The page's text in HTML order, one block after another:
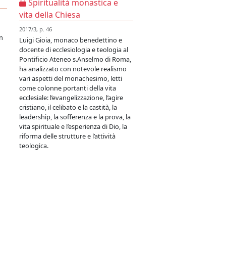
Spiritualità monastica e
vita della Chiesa
2017/3, p. 46
Luigi Gioia, monaco benedettino e
docente di ecclesiologia e teologia al
Pontificio Ateneo s.Anselmo di Roma,
ha analizzato con notevole realismo
vari aspetti del monachesimo, letti
come colonne portanti della vita
ecclesiale: l’evangelizzazione, l’agire
cristiano, il celibato e la castità, la
leadership, la sofferenza e la prova, la
vita spirituale e l’esperienza di Dio, la
riforma delle strutture e l’attività
teologica.